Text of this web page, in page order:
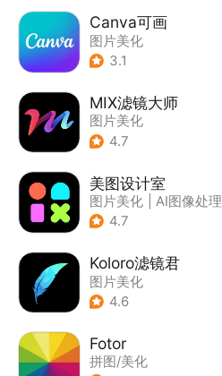
Canva可画
图片美化
3.1
MIX滤镜大师
图片美化
4.7
美图设计室
图片美化
AI图像处理
4.7
Koloro滤镜君
图片美化
4.6
Fotor
拼图/美化